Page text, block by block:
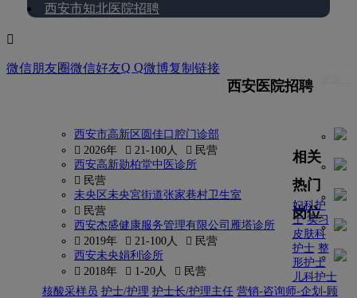
西安市知北医院招聘

微信朋友圈微信好友Q Q微博复制链接
西安医院招聘
西安市高新区圆佳口腔门诊部
 2026年
 21-100人
 民营
西安高新勋柏堂中医诊所
 民营
未央区未央宮街道张家巷村卫生室
 民营
西安杰盛健康服务管理有限公司雁塔诊所
 2019年
 21-100人
 民营
西安未央娟利诊所
 2018年
 1-20人  民营
相关
热门
岗位
妇科护
士 实习
皮肤科
护士 整
形护士
儿科护士
核酸采样员 护士/护理 护士长/护理主任 营销-咨询师-企划-顾